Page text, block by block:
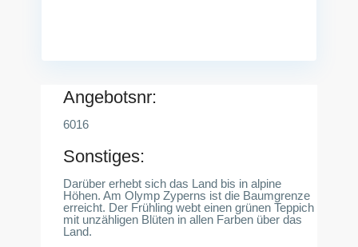
Angebotsnr:
6016
Sonstiges:
Darüber erhebt sich das Land bis in alpine
Höhen. Am Olymp Zyperns ist die Baumgrenze
erreicht. Der Frühling webt einen grünen Teppich
mit unzähligen Blüten in allen Farben über das
Land.